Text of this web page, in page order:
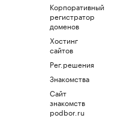
Корпоративный
регистратор
доменов
Хостинг
сайтов
Рег.решения
Знакомства
Сайт
знакомств
podbor.ru